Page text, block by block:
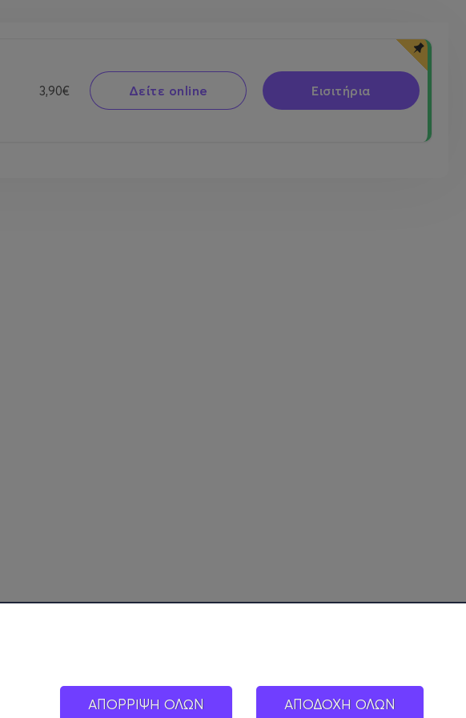
ΑΠΟΡΡΙΨΗ ΟΛΩΝ ΑΠΟΔΟΧΗ ΟΛΩΝ
3,90€ Δείτε online Εισιτήρια